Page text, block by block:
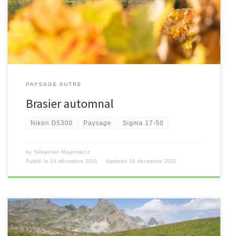
PAYSAGE AUTRE
Brasier automnal
Nikon D5300 Paysage Sigma 17-50
by Sébastien Majerowicz
Publié le 14 décembre 2021 Updated 14 décembre 2021